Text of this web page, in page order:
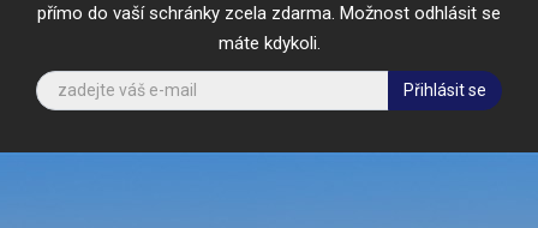
přímo do vaší schránky zcela zdarma. Možnost odhlásit se
máte kdykoli.
Přihlásit se